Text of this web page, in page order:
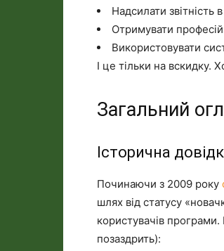
Надсилати звітність
Отримувати
Використовувати
І це тільки на вскидку.
Загальний
Історична
Починаючи з 2009 року
шлях від статусу
користувачів
позаздрить):